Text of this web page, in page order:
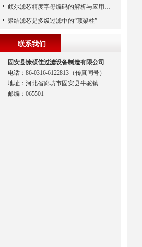
颇尔滤芯精度字母编码的解析与应用指南
聚结滤芯是多级过滤中的“顶梁柱”
联系我们
固安县慷硕佳过滤设备制造有限公司
电话：86-0316-6122813（传真同号）
地址：河北省廊坊市固安县牛驼镇
邮编：065501